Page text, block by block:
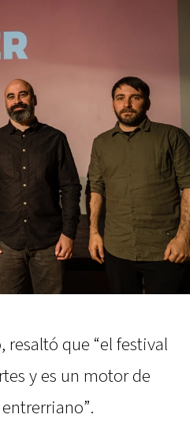
que “el festival
y es un motor de